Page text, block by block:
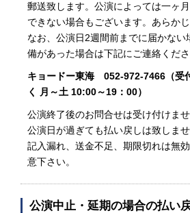
郵送致します。公演によっては一ヶ
できない場合もございます。あらか
なお、公演日2週間前までに届かない
備があった場合は下記にご連絡くださ
キョードー東海 052-972-7466（受
く 月～土 10:00～19：00）
公演終了後のお問合せは受け付けま
公演日が過ぎても払い戻しは致しませ
記入漏れ、送金不足、期限切れは無
意下さい。
公演中止・延期の場合の払い